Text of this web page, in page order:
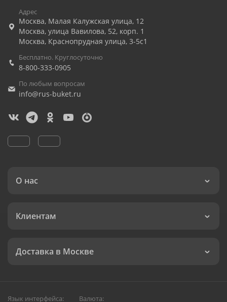
Адрес
Москва, Малая Калужская улица, 12
Москва, улица Вавилова, 52, корп. 1
Москва, Краснопрудная улица, 3-5с1
Бесплатно. Круглосуточно
8-800-333-0905
По любым вопросам
info@rus-buket.ru
О нас
Клиентам
Доставка в Москве
Язык интерфейса: Валюта: